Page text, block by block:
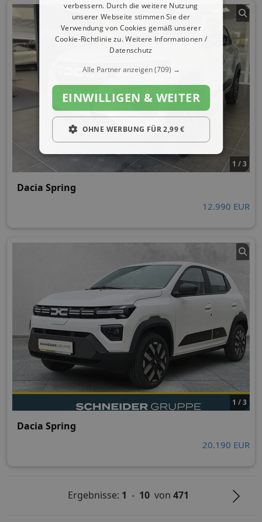
1 / 3
Dacia Spring
12.990 EUR
1 / 3
Dacia Spring
20.190 EUR
Ergebnisse: 1 - 10 von471
verbessern. Durch die weitere Nutzung
unserer Webseite stimmen Sie der
Verwendung von Cookies gemäß unserer
Cookie-Richtlinie zu.Weitere Informationen /
Datenschutz
Alle Partner anzeigen(709) →
EINWILLIGEN & WEITER
OHNE WERBUNG FÜR 2,99 €